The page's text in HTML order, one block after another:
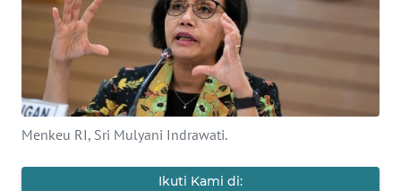
Menkeu RI, Sri Mulyani Indrawati.
Ikuti Kami di:
PERISTIWA
Informasi
INDEKS
BERITA
KONTAK